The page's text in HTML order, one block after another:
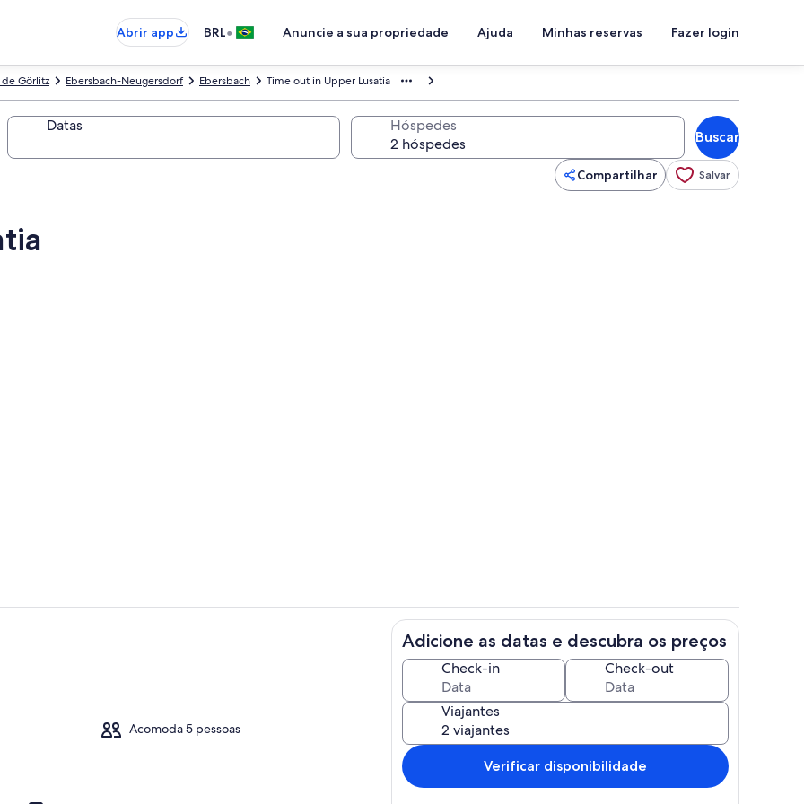
Abrir app
BRL• Anuncie a sua propriedade Ajuda Minhas reservas Fazer login
Time out in Upper Lusatia
Ebersbach
Ebersbach-Neugersdorf
Görlitz
Datas Hóspedes
Buscar
Compartilhar Salvar
ao ar livre
Parte interna Área de estar
Acomoda 5 pessoas
Adicione as datas e descubra os preços
Check-in Check-out
Viajantes
Verificar disponibilidade